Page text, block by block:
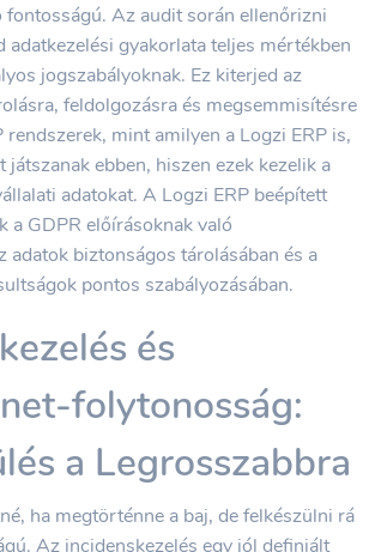
fontosságú. Az audit során ellenőrizni
adatkezelési gyakorlata teljes mértékben
jogszabályoknak. Ez kiterjed az
feldolgozásra és megsemmisítésre
rendszerek, mint amilyen a Logzi ERP is,
játszanak ebben, hiszen ezek kezelik a
adatokat. A Logzi ERP beépített
a GDPR előírásoknak való
adatok biztonságos tárolásában és a
pontos szabályozásában.
és
folytonosság:
a Legrosszabbra
ha megtörténne a baj, de felkészülni rá
Az incidenskezelés egy jól definiált